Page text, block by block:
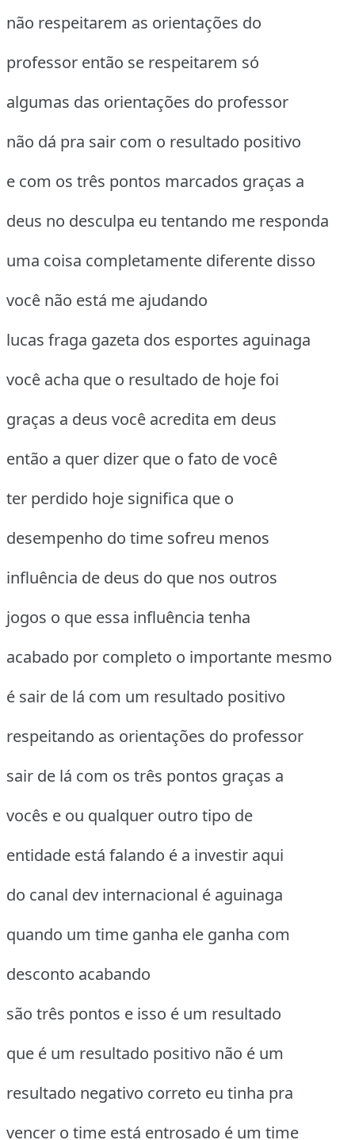
não respeitarem as orientações do
professor então se respeitarem só
algumas das orientações do professor
não dá pra sair com o resultado positivo
e com os três pontos marcados graças a
deus no desculpa eu tentando me responda
uma coisa completamente diferente disso
você não está me ajudando
lucas fraga gazeta dos esportes aguinaga
você acha que o resultado de hoje foi
graças a deus você acredita em deus
então a quer dizer que o fato de você
ter perdido hoje significa que o
desempenho do time sofreu menos
influência de deus do que nos outros
jogos o que essa influência tenha
acabado por completo o importante mesmo
é sair de lá com um resultado positivo
respeitando as orientações do professor
sair de lá com os três pontos graças a
vocês e ou qualquer outro tipo de
entidade está falando é a investir aqui
do canal dev internacional é aguinaga
quando um time ganha ele ganha com
desconto acabando
são três pontos e isso é um resultado
que é um resultado positivo não é um
resultado negativo correto eu tinha pra
vencer o time está entrosado é um time